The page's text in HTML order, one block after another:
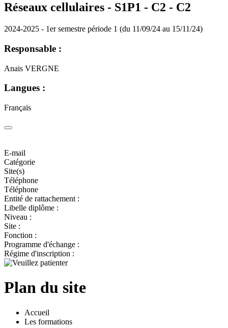
Réseaux cellulaires - S1P1 - C2 - C2
2024-2025 - 1er semestre période 1 (du 11/09/24 au 15/11/24)
Responsable :
Anais VERGNE
Langues :
Français
E-mail
Catégorie
Site(s)
Téléphone
Téléphone
Entité de rattachement :
Libelle diplôme :
Niveau :
Site :
Fonction :
Programme d'échange :
Régime d'inscription :
Plan du site
Accueil
Les formations